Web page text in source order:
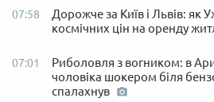
07:58
Дорожче за Київ і Львів: як
космічних цін на оренду
07:01
Риболовля з вогником: в
чоловіка шокером біля
спалахнув